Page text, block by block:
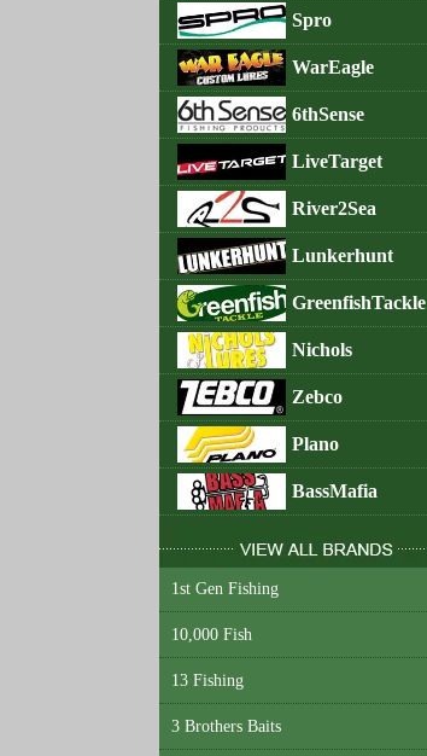
Spro
WarEagle
6thSense
LiveTarget
River2Sea
Lunkerhunt
GreenfishTackle
Nichols
Zebco
Plano
BassMafia
1st Gen Fishing
10,000 Fish
13 Fishing
3 Brothers Baits